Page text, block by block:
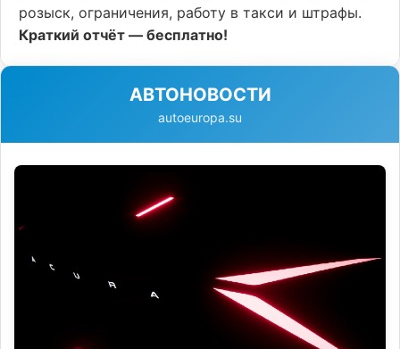
розыск, ограничения, работу в такси и штрафы.
Краткий отчёт — бесплатно!
АВТОНОВОСТИ
autoeuropa.su